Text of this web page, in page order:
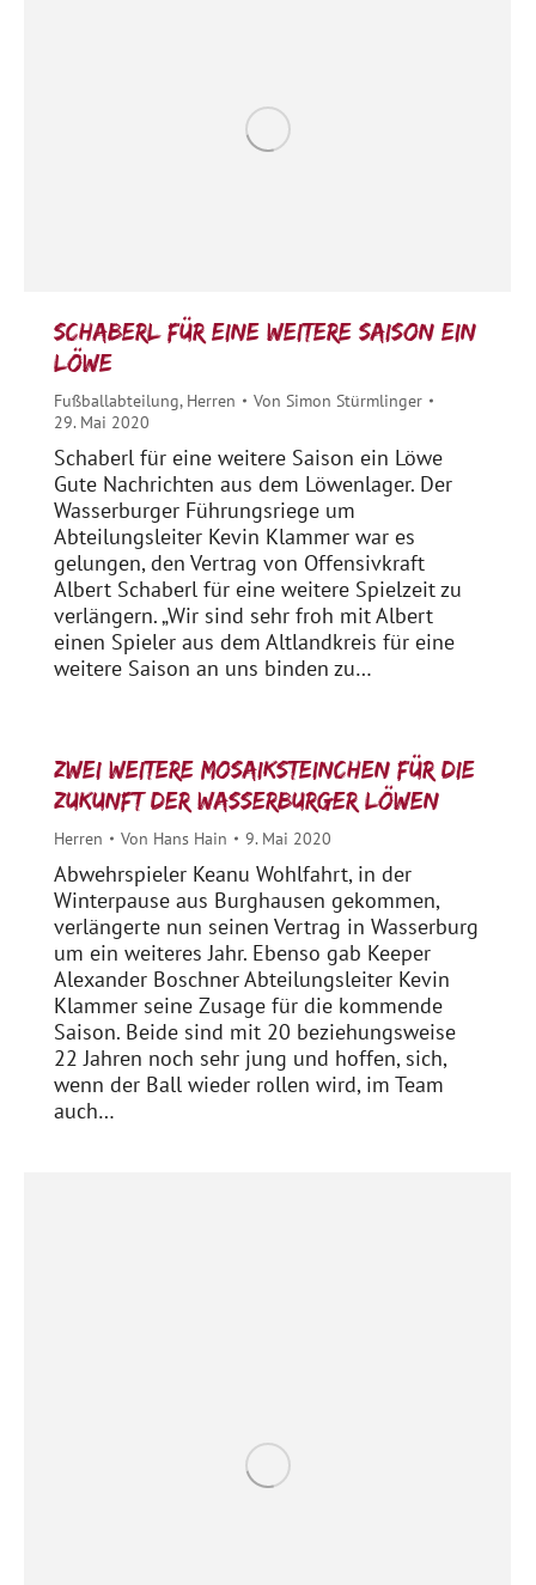
Schaberl für eine weitere Saison ein
Löwe
Fußballabteilung, Herren Von Simon Stürmlinger
29. Mai 2020
Schaberl für eine weitere Saison ein Löwe
Gute Nachrichten aus dem Löwenlager. Der
Wasserburger Führungsriege um
Abteilungsleiter Kevin Klammer war es
gelungen, den Vertrag von Offensivkraft
Albert Schaberl für eine weitere Spielzeit zu
verlängern. „Wir sind sehr froh mit Albert
einen Spieler aus dem Altlandkreis für eine
weitere Saison an uns binden zu…
Zwei weitere Mosaiksteinchen für die
Zukunft der Wasserburger Löwen
Herren Von Hans Hain 9. Mai 2020
Abwehrspieler Keanu Wohlfahrt, in der
Winterpause aus Burghausen gekommen,
verlängerte nun seinen Vertrag in Wasserburg
um ein weiteres Jahr. Ebenso gab Keeper
Alexander Boschner Abteilungsleiter Kevin
Klammer seine Zusage für die kommende
Saison. Beide sind mit 20 beziehungsweise
22 Jahren noch sehr jung und hoffen, sich,
wenn der Ball wieder rollen wird, im Team
auch…